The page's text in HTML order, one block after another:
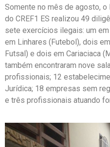
Somente no mês de agosto,
do CREF1 ES realizou 49
sete exercícios ilegais: um
em Linhares (Futebol), dois
Futsal) e dois em Cariaciaca
também encontraram nove
profissionais; 12
Jurídica; 18 empresas sem
e três profissionais atuando